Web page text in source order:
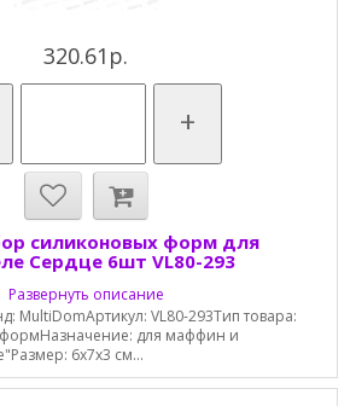
320.61р.
+
силиконовых форм для
Сердце 6шт VL80-293
Развернуть описание
MultiDomАртикул: VL80-293Тип товара:
для маффин и
6х7х3 см...